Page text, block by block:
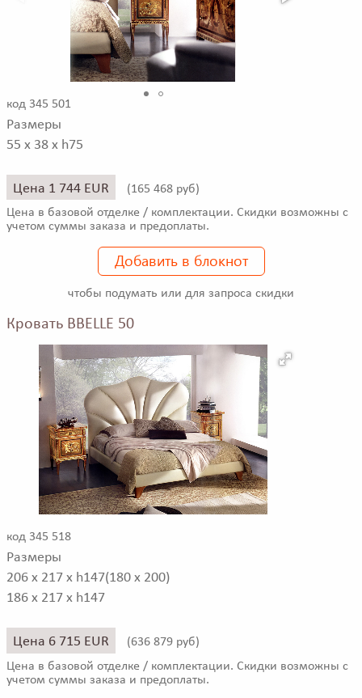
код 345 501
Размеры
55 x 38 x h75
Цена 1 744 EUR (165 468 руб)
Цена в базовой отделке / комплектации. Скидки возможны с
учетом суммы заказа и предоплаты.
Добавить в блокнот
чтобы подумать или для запроса скидки
Кровать BBELLE 50
код 345 518
Размеры
206 x 217 x h147(180 x 200)
186 x 217 x h147
Цена 6 715 EUR (636 879 руб)
Цена в базовой отделке / комплектации. Скидки возможны с
учетом суммы заказа и предоплаты.